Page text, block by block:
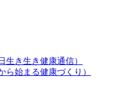
生き生き健康通信）
ら始まる健康づくり）